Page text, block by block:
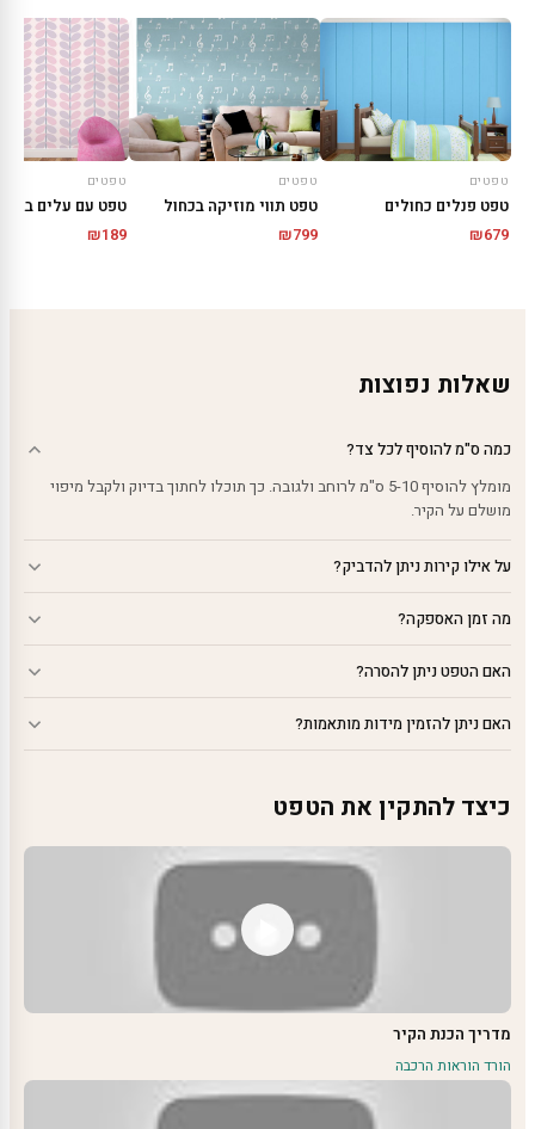
טפטים
טפט פנלים כחולים
₪679
טפטים
טפט תווי מוזיקה בכחול
₪799
טפטים
₪189
שאלות נפוצות
כמה ס"מ להוסיף לכל צד?
מומלץ להוסיף 5-10 ס"מ לרוחב ולגובה. כך תוכלו לחתוך בדיוק ולקבל מיפוי
מושלם על הקיר.
על אילו קירות ניתן להדביק?
מה זמן האספקה?
האם הטפט ניתן להסרה?
האם ניתן להזמין מידות מותאמות?
כיצד להתקין את הטפט
מדריך הכנת הקיר
הורד הוראות הרכבה